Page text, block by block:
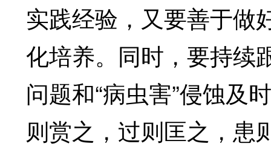
实践经验，又要善于做
化培养。同时，要持续
问题和“病虫害”侵蚀及
则赏之，过则匡之，患